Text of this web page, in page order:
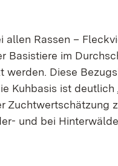
Rassen –
Basistiere im
werden. Diese
Kuhbasis ist deutlich
und bei